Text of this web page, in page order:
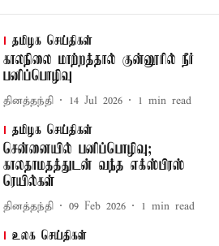
தமிழக செய்திகள்
காலநிலை மாற்றத்தால் குன்னூரில் நீர்
பனிப்பொழிவு
தினத்தந்தி 14 Jul 2026 1 min read
தமிழக செய்திகள்
சென்னையில் பனிப்பொழிவு;
காலதாமதத்துடன் வந்த எக்ஸ்பிரஸ்
ரெயில்கள்
தினத்தந்தி 09 Feb 2026 1 min read
உலக செய்திகள்